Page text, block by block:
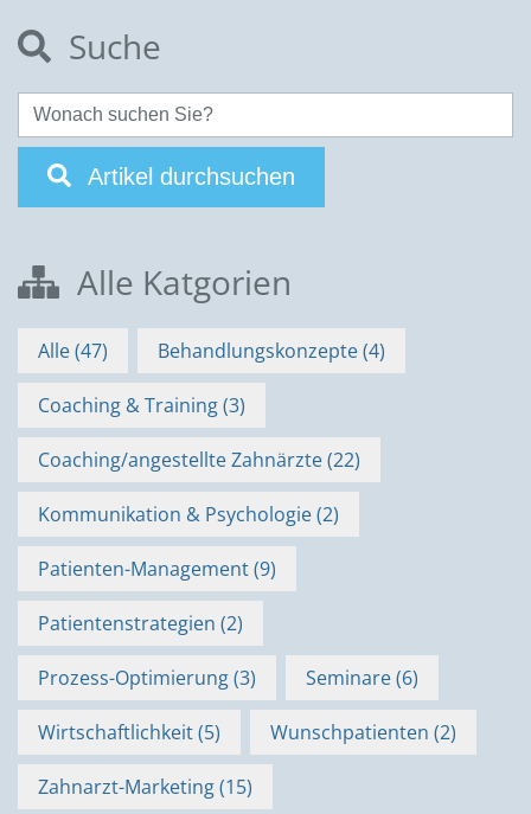
Suche
Artikel durchsuchen
Alle Katgorien
Alle (47) Behandlungskonzepte (4)
Coaching & Training (3)
Coaching/angestellte Zahnärzte (22)
Kommunikation & Psychologie (2)
Patienten-Management (9)
Patientenstrategien (2)
Prozess-Optimierung (3) Seminare (6)
Wirtschaftlichkeit (5) Wunsch­patienten (2)
Zahnarzt-Marketing (15)